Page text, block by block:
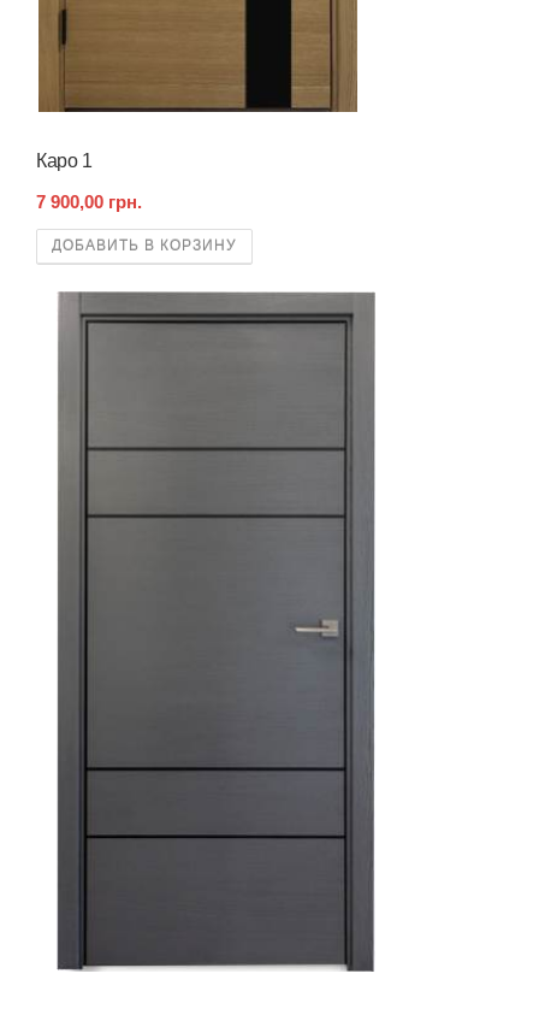
Каро 1
7 900,00 грн.
ДОБАВИТЬ В КОРЗИНУ